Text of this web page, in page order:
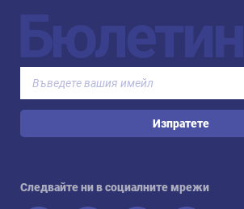
Бюлетин
Изпратете
Следвайте ни в социалните мрежи